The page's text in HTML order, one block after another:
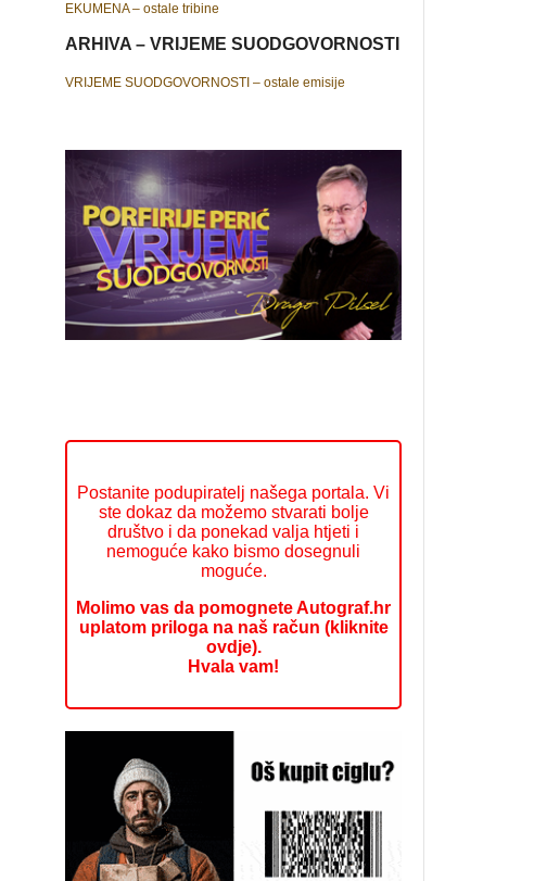
EKUMENA – ostale tribine
ARHIVA – VRIJEME SUODGOVORNOSTI
VRIJEME SUODGOVORNOSTI – ostale emisije
Postanite podupiratelj našega portala. Vi
ste dokaz da možemo stvarati bolje
društvo i da ponekad valja htjeti i
nemoguće kako bismo dosegnuli
moguće.
Molimo vas da pomognete Autograf.hr
uplatom priloga na naš račun (kliknite
ovdje).
Hvala vam!